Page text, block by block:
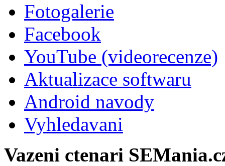
Fotogalerie
Facebook
YouTube (videorecenze)
Aktualizace softwaru
Android navody
Vyhledavani
Vazeni ctenari